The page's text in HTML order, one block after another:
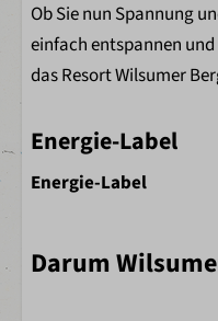
Alpakas füttern
Schwimmen im
Kinderspielplatz
Ob Sie nun Spannung
einfach entspannen
das Resort Wilsumer
Energie-Label
Energie-Label
Darum